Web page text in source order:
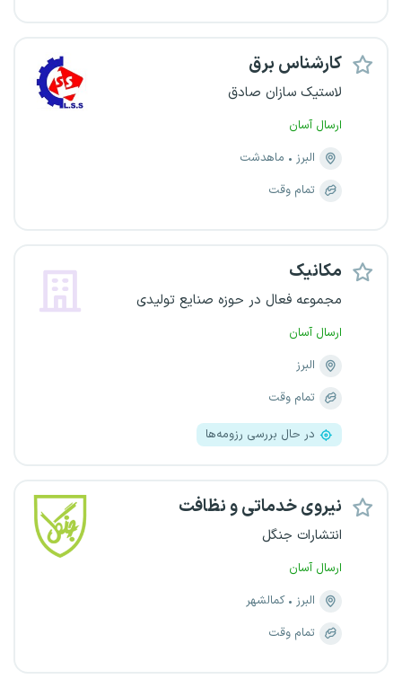
کارشناس برق
لاستیک سازان صادق
ارسال آسان
البرز
ماهدشت
تمام وقت
مکانیک
مجموعه فعال در حوزه صنایع تولیدی
ارسال آسان
البرز
تمام وقت
در حال بررسی رزومه‌ها
نیروی خدماتی و نظافت
انتشارات جنگل
ارسال آسان
البرز
کمالشهر
تمام وقت